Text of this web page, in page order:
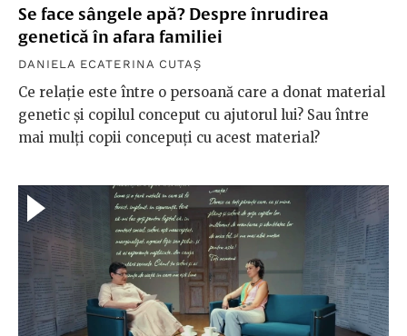
Se face sângele apă? Despre înrudirea
genetică în afara familiei
DANIELA ECATERINA CUTAȘ
Ce relație este între o persoană care a donat material
genetic și copilul conceput cu ajutorul lui? Sau între
mai mulți copii concepuți cu acest material?